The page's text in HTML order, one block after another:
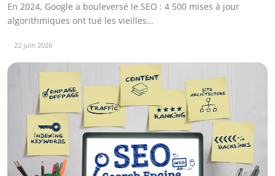
En 2024, Google a bouleversé le SEO : 4 500 mises à jour
algorithmiques ont tué les vieilles…
22 juin 2026